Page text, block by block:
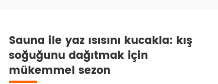
Sauna ile yaz ısısını kucakla: kış
soğuğunu dağıtmak için
mükemmel sezon